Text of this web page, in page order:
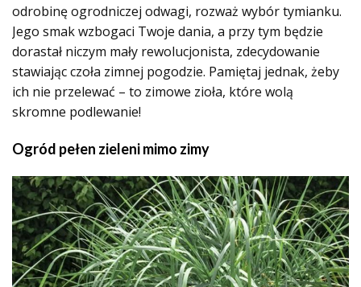
odrobinę ogrodniczej odwagi, rozważ wybór tymianku.
Jego smak wzbogaci Twoje dania, a przy tym będzie
dorastał niczym mały rewolucjonista, zdecydowanie
stawiając czoła zimnej pogodzie. Pamiętaj jednak, żeby
ich nie przelewać – to zimowe zioła, które wolą
skromne podlewanie!
Ogród pełen zieleni mimo zimy